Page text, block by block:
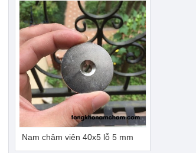
Nam châm viên 40x5 lỗ 5 mm